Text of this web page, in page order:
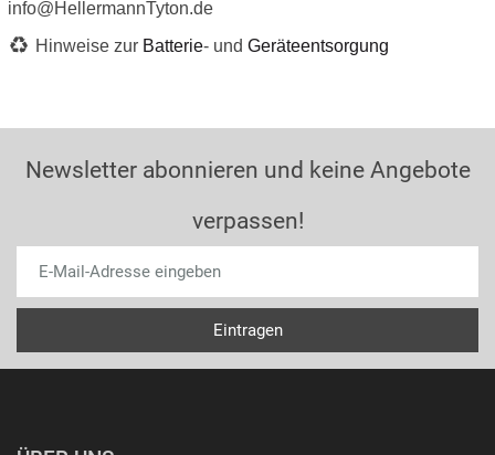
info@HellermannTyton.de
Hinweise zur Batterie- und Geräteentsorgung
Newsletter abonnieren und keine Angebote
verpassen!